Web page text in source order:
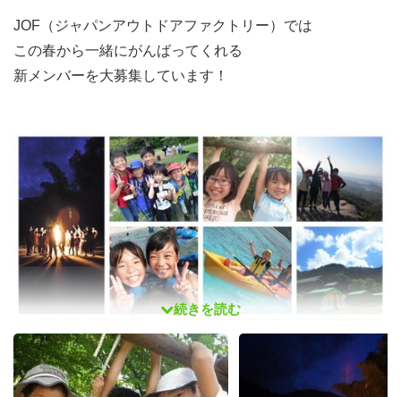
JOF（ジャパンアウトドアファクトリー）では
この春から一緒にがんばってくれる
新メンバーを大募集しています！
続きを読む